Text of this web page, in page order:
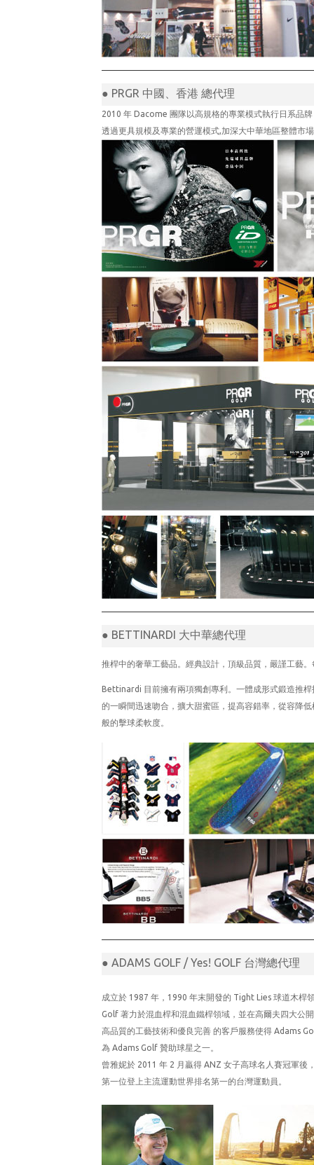
● PRGR 中國、香港 總代理
2010 年 Dacome 團隊以高規格的專業模式執行日系品
透過更具規模及專業的營運模式,加深大中華地區整體市
● BETTINARDI 大中華總代理
推桿中的奢華工藝品。經典設計，頂級品質，嚴謹工藝
Bettinardi 目前擁有兩項獨創專利。一體成形式鍛造推
的一瞬間迅速吻合，擴大甜蜜區，提高容錯率，從容降
般的擊球柔軟度。
● ADAMS GOLF / Yes! GOLF 台灣總代理
成立於 1987 年，1990 年末開發的 Tight Lies 球道木桿
Golf 著力於混血桿和混血鐵桿領域，並在高爾夫四大公
高品質的工藝技術和優良完善 的客戶服務使得 Adams
為 Adams Golf 贊助球星之一。
曾雅妮於 2011 年 2 月贏得 ANZ 女子高球名人賽冠軍後
第一位登上主流運動世界排名第一的台灣運動員。